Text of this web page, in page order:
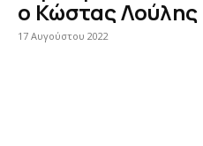
ο Κώστας Λούλης
17 Αυγούστου 2022